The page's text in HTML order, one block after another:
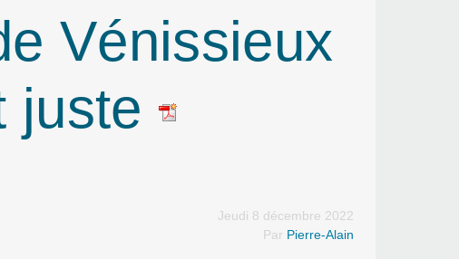
Vénissieux
juste
Jeudi 8 décembre 2022
Par Pierre-Alain